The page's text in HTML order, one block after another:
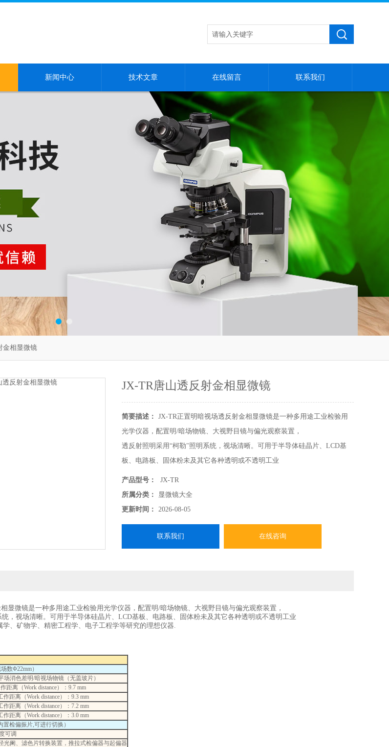
新闻中心 技术文章 在线留言 联系我们
金相显微镜
JX-TR唐山透反射金相显微镜
简要描述：
JX-TR正置明暗视场透反射金相显微镜是一种多用途工业检验用
光学仪器，配置明/暗场物镜、大视野目镜与偏光观察装置，
透反射照明采用“柯勒"照明系统，视场清晰。可用于半导体硅晶片、LCD基
板、电路板、固体粉未及其它各种透明或不透明工业
试样的检验，是生物学、金属学、矿物学、精密工程学、电子工程学等研究
的理想仪器.
产品型号：
JX-TR
所属分类：
显微镜大全
更新时间：
2026-08-05
联系我们 在线咨询
显微镜是一种多用途工业检验用光学仪器，配置明/暗场物镜、大视野目镜与偏光观察装置，
，视场清晰。可用于半导体硅晶片、LCD基板、电路板、固体粉未及其它各种透明或不透明工业
、矿物学、精密工程学、电子工程学等研究的理想仪器.
数Φ22mm）
场消色差明/暗视场物镜（无盖玻片）
距离（Work distance）：9.7 mm
作距离（Work distance）：9.3 mm
作距离（Work distance）：7.2 mm
作距离（Work distance）：3.0 mm
置检偏振片,可进行切换）
可调
光阑、滤色片转换装置，推拉式检偏器与起偏器